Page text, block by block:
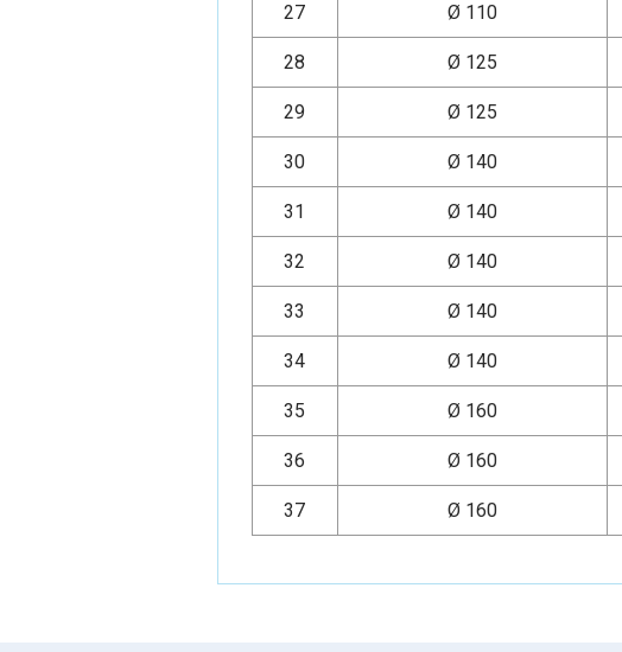
27 Ø 110
28 Ø 125
29 Ø 125
30 Ø 140
31 Ø 140
32 Ø 140
33 Ø 140
34 Ø 140
35 Ø 160
36 Ø 160
37 Ø 160